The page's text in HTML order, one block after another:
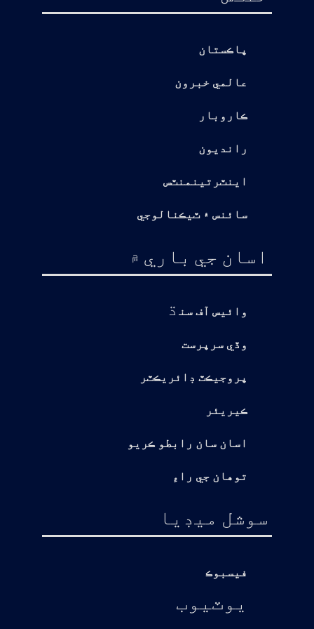
پاڪستان
عالمي خبرون
ڪاروبار
رانديون
اينٽرتينمنٽس
سائنس ۽ ٽيڪنالوجي
اسان جي باري ۾
وائيس آف سن ڌ
وڏي سرپرست
پروجيڪٽ ڊائريڪٽر
ڪيريئر
اسان سان رابطو ڪريو
توهان جي راءِ
سوشل ميڊيا
فيسبوڪ
يوٽيوب